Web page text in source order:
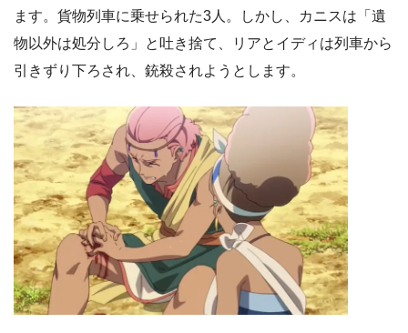
ます。貨物列車に乗せられた3人。しかし、カニスは「遺
物以外は処分しろ」と吐き捨て、リアとイディは列車から
引きずり下ろされ、銃殺されようとします。